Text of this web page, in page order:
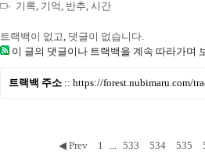
기록, 기억, 반추, 시간
트랙백이 없고, 댓글이 없습니다.
이 글의 댓글이나 트랙백을 계속 따라가며
트랙백 주소 :: https://forest.nubimaru.com/
◀ Prev 1 ... 533 534 535